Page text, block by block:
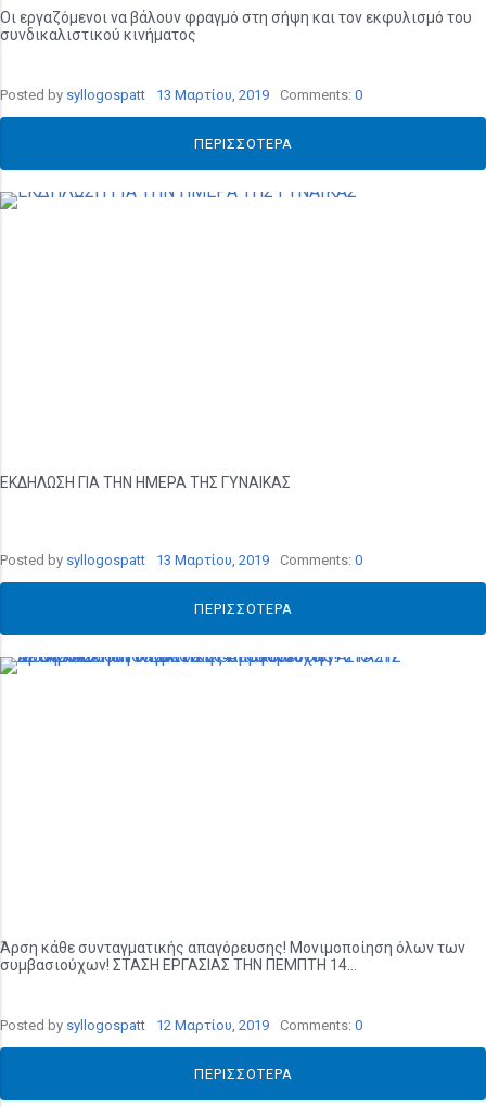
Οι εργαζόμενοι να βάλουν φραγμό στη σήψη και τον εκφυλισμό του
συνδικαλιστικού κινήματος
Posted by syllogospatt 13 Μαρτίου, 2019 Comments: 0
ΠΕΡΙΣΣΌΤΕΡΑ
ΕΚΔΗΛΩΣΗ ΓΙΑ ΤΗΝ ΗΜΕΡΑ ΤΗΣ ΓΥΝΑΙΚΑΣ
Posted by syllogospatt 13 Μαρτίου, 2019 Comments: 0
ΠΕΡΙΣΣΌΤΕΡΑ
Άρση κάθε συνταγματικής απαγόρευσης! Μονιμοποίηση όλων των
συμβασιούχων! ΣΤΑΣΗ ΕΡΓΑΣΙΑΣ ΤΗΝ ΠΕΜΠΤΗ 14...
Posted by syllogospatt 12 Μαρτίου, 2019 Comments: 0
ΠΕΡΙΣΣΌΤΕΡΑ